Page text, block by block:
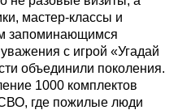
мастер-классы и
запоминающимся
с игрой «Угадай
объединили поколения.
1000 комплектов
где пожилые люди